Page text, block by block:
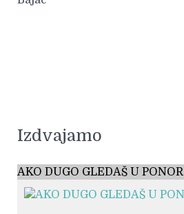
Izdvajamo
AKO DUGO GLEDAŠ U PONOR